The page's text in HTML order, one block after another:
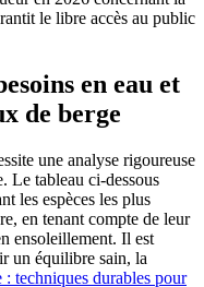
le libre accès au public
en eau et
de berge
une analyse rigoureuse
Le tableau ci-dessous
les espèces les plus
en tenant compte de leur
ensoleillement. Il est
un équilibre sain, la
techniques durables pour